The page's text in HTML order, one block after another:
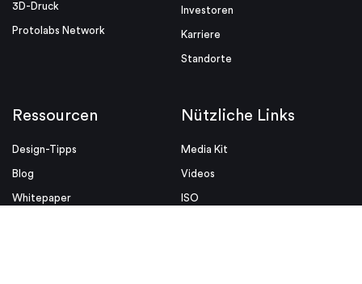
3D-Druck
Protolabs Network
Investoren
Karriere
Standorte
Ressourcen
Design-Tipps
Blog
Whitepaper
Nützliche Links
Media Kit
Videos
ISO